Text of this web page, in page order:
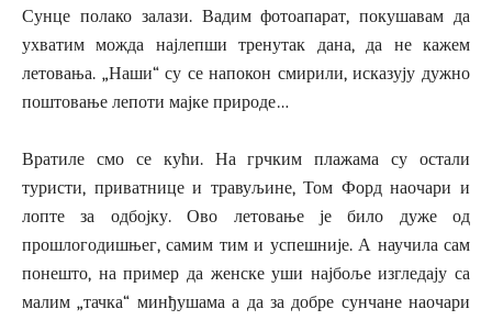
Сунце полако залази. Вадим фотоапарат, покушавам да
ухватим можда најлепши тренутак дана, да не кажем
летовања. „Наши“ су се напокон смирили, исказују дужно
поштовање лепоти мајке природе…
Вратиле смо се кући. На грчким плажама су остали
туристи, приватнице и травуљине, Том Форд наочари и
лопте за одбојку. Ово летовање је било дуже од
прошлогодишњег, самим тим и успешније. А научила сам
понешто, на пример да женске уши најбоље изгледају са
малим „тачка“ минђушама а да за добре сунчане наочари